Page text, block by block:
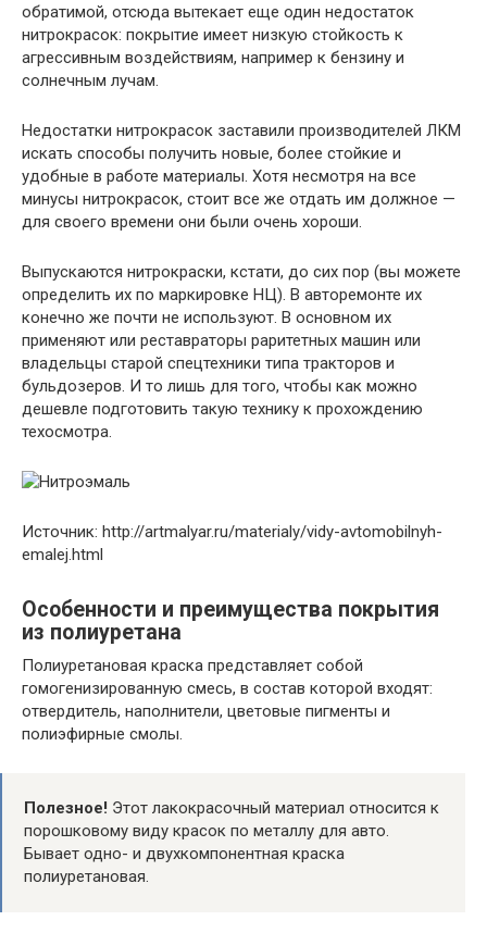
обратимой, отсюда вытекает еще один недостаток
нитрокрасок: покрытие имеет низкую стойкость к
агрессивным воздействиям, например к бензину и
солнечным лучам.
Недостатки нитрокрасок заставили производителей ЛКМ
искать способы получить новые, более стойкие и
удобные в работе материалы. Хотя несмотря на все
минусы нитрокрасок, стоит все же отдать им должное —
для своего времени они были очень хороши.
Выпускаются нитрокраски, кстати, до сих пор (вы можете
определить их по маркировке НЦ). В авторемонте их
конечно же почти не используют. В основном их
применяют или реставраторы раритетных машин или
владельцы старой спецтехники типа тракторов и
бульдозеров. И то лишь для того, чтобы как можно
дешевле подготовить такую технику к прохождению
техосмотра.
Источник: http://artmalyar.ru/materialy/vidy-avtomobilnyh-
emalej.html
Особенности и преимущества покрытия
из полиуретана
Полиуретановая краска представляет собой
гомогенизированную смесь, в состав которой входят:
отвердитель, наполнители, цветовые пигменты и
полиэфирные смолы.
Полезное! Этот лакокрасочный материал относится к
порошковому виду красок по металлу для авто.
Бывает одно- и двухкомпонентная краска
полиуретановая.